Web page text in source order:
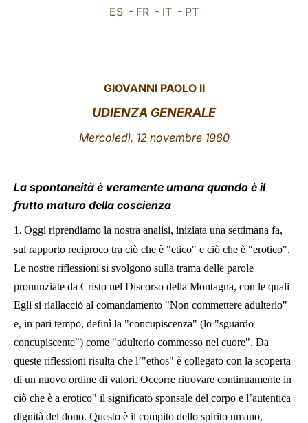
ES - FR - IT - PT
GIOVANNI PAOLO II
UDIENZA GENERALE
Mercoledì, 12 novembre 1980
La spontaneità è veramente umana quando è il
frutto maturo della coscienza
1. Oggi riprendiamo la nostra analisi, iniziata una settimana fa,
sul rapporto reciproco tra ciò che è "etico" e ciò che è "erotico".
Le nostre riflessioni si svolgono sulla trama delle parole
pronunziate da Cristo nel Discorso della Montagna, con le quali
Egli si riallacciò al comandamento "Non commettere adulterio"
e, in pari tempo, definì la "concupiscenza" (lo "sguardo
concupiscente") come "adulterio commesso nel cuore". Da
queste riflessioni risulta che l’"ethos" è collegato con la scoperta
di un nuovo ordine di valori. Occorre ritrovare continuamente in
ciò che è a erotico" il significato sponsale del corpo e l’autentica
dignità del dono. Questo è il compito dello spirito umano,